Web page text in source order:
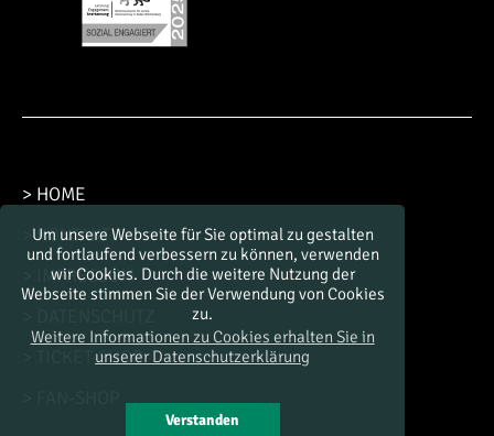
Um unsere Webseite für Sie optimal zu gestalten
und fortlaufend verbessern zu können, verwenden
wir Cookies. Durch die weitere Nutzung der
Webseite stimmen Sie der Verwendung von Cookies
zu.
Weitere Informationen zu Cookies erhalten Sie in
unserer Datenschutzerklärung
Verstanden
> HOME
> KONTAKT
> IMPRESSUM
> TICKET-SHOP